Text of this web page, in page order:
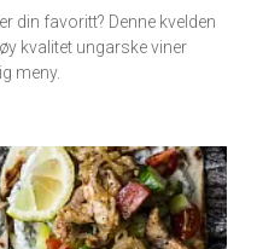
din favoritt? Denne kvelden
kvalitet ungarske viner
meny.